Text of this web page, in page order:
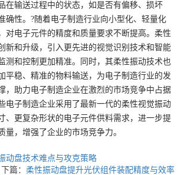
在输送过程中的状态，如是否有偏移、损坏
确性。?随着电子制造行业向小型化、轻量化
对电子元件的精度和质量要求不断提高。柔性
新和升级，引入更先进的视觉识别技术和智能
测和控制更加精准。同时，其柔性振动技术也
平稳、精准的物料输送，为电子制造行业的发
，助力电子制造企业在激烈的市场竞争中占据
电子制造企业采用了最新一代的柔性视觉振动
、更复杂形状的电子元件供料需求，进一步提
量，增强了企业的市场竞争力。
动盘技术难点与攻克策略
下篇： 柔性振动盘提升光伏组件装配精度与效率